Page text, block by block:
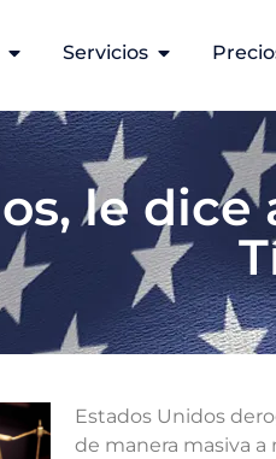
Servicios
le
Estados Unidos
de manera masiva a